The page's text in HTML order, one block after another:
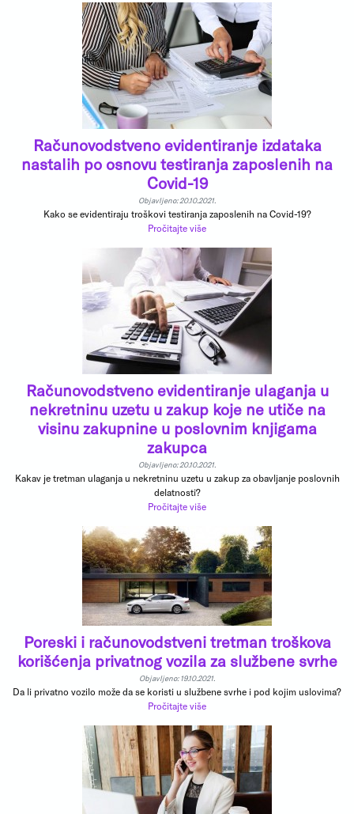
Računovodstveno evidentiranje izdataka
nastalih po osnovu testiranja zaposlenih na
Covid-19
Objavljeno: 20.10.2021.
Kako se evidentiraju troškovi testiranja zaposlenih na Covid-19?
Pročitajte više
Računovodstveno evidentiranje ulaganja u
nekretninu uzetu u zakup koje ne utiče na
visinu zakupnine u poslovnim knjigama
zakupca
Objavljeno: 20.10.2021.
Kakav je tretman ulaganja u nekretninu uzetu u zakup za obavljanje poslovnih
delatnosti?
Pročitajte više
Poreski i računovodstveni tretman troškova
korišćenja privatnog vozila za službene svrhe
Objavljeno: 19.10.2021.
Da li privatno vozilo može da se koristi u službene svrhe i pod kojim uslovima?
Pročitajte više